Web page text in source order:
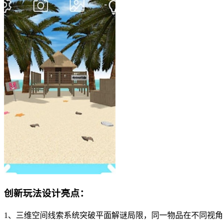
创新玩法设计亮点：
1、三维空间线索系统突破平面解谜局限，同一物品在不同视